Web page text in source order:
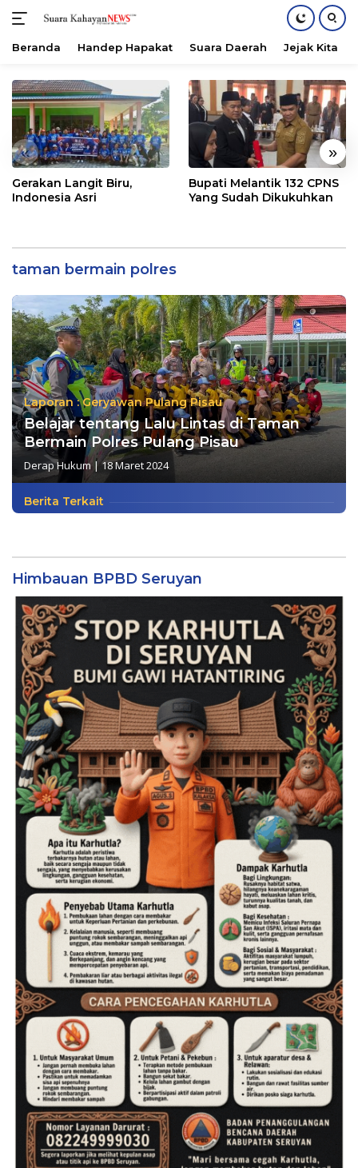
konten
Beranda Handep Hapakat Suara Daerah Jejak Kita
« »
Gerakan Langit Biru,
Indonesia Asri
Bupati Melantik 132 CPNS
Yang Sudah Dikukuhkan
taman bermain polres
Laporan : Geryawan Pulang Pisau
Belajar tentang Lalu Lintas di Taman
Bermain Polres Pulang Pisau
Derap Hukum|18 Maret 2024
Berita Terkait
Himbauan BPBD Seruyan